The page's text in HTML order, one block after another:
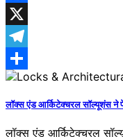
Facebook
X
Telegram
Share
लॉक्स एंड आर्किटेक्चरल सॉल्यूशंस ने
लॉक्स एंड आर्किटेक्चरल